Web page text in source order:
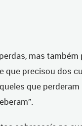
mas
que precisou dos
que